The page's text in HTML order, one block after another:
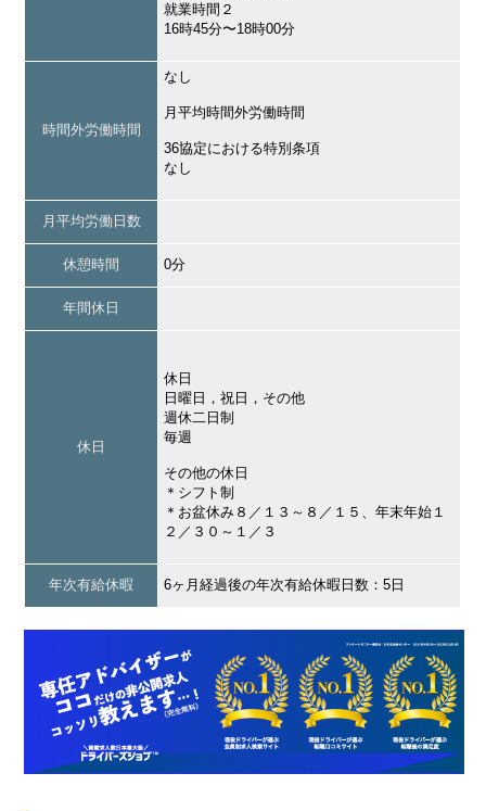
就業時間２
16時45分〜18時00分
時間外労働時間
なし
月平均時間外労働時間
36協定における特別条項
なし
月平均労働日数
休憩時間 0分
年間休日
休日
休日
日曜日，祝日，その他
週休二日制
毎週
その他の休日
＊シフト制
＊お盆休み８／１３～８／１５、年末年始１
２／３０～１／３
年次有給休暇 6ヶ月経過後の年次有給休暇日数：5日